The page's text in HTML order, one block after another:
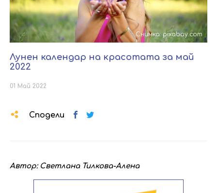
Снимка: pixabay.com
Лунен календар на красотата за май
2022
01 Май 2022
Сподели
Автор: Светлана Тилкова-Алена